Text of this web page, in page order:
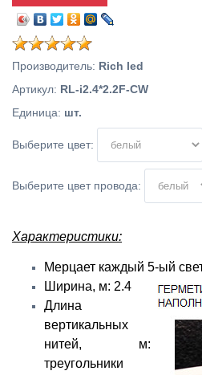
Производитель: Rich led
Артикул: RL-i2.4*2.2F-CW
Единица: шт.
Выберите цвет:
Выберите цвет провода:
Характеристики:
Мерцает каждый 5-ый
Ширина, м: 2.4
Длина
вертикальных
нитей, м:
треугольники